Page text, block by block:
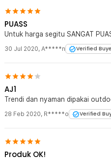
Kelengkapan Produk
Rincian yang Anda dapatkan
1 x OULAIOU Kacamata
Cycling Sunglasses - AJ1
PUASS
Untuk harga segitu SANGAT
30 Jul 2020, A*****n Verified
AJ1
Trendi dan nyaman dipakai
28 Feb 2020, R*****o Verified
Produk OK!